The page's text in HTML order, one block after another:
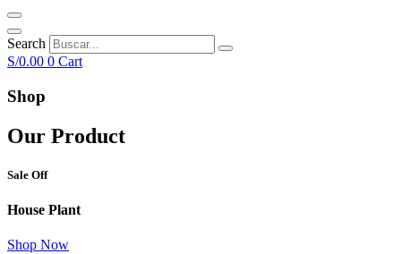
Search
S/0.00 0 Cart
Shop
Our Product
Sale Off
House Plant
Shop Now